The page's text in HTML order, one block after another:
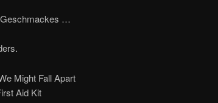
Geschmackes …
Might Fall Apart
Aid Kit